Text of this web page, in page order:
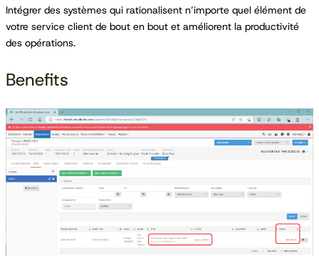
Intégrer des systèmes qui rationalisent n’importe quel élément de
votre service client de bout en bout et améliorent la productivité
des opérations.
Benefits